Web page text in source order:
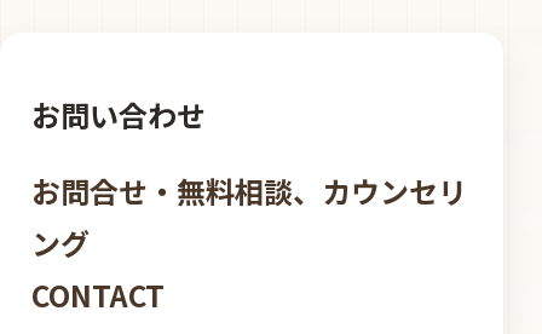
お問い合わせ
お問合せ・無料相談、カウンセリ
ング
CONTACT